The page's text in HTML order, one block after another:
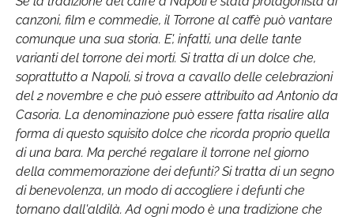
canzoni, film e commedie, il Torrone al caffè può vantare
comunque una sua storia. E', infatti, una delle tante
varianti del torrone dei morti. Si tratta di un dolce che,
soprattutto a Napoli, si trova a cavallo delle celebrazioni
del 2 novembre e che può essere attribuito ad Antonio da
Casoria. La denominazione può essere fatta risalire alla
forma di questo squisito dolce che ricorda proprio quella
di una bara. Ma perché regalare il torrone nel giorno
della commemorazione dei defunti? Si tratta di un segno
di benevolenza, un modo di accogliere i defunti che
tornano dall'aldilà. Ad ogni modo è una tradizione che